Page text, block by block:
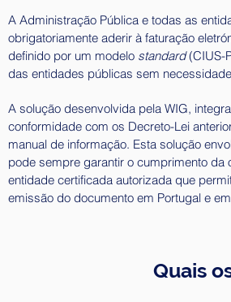
A Administração Pública e todas as
obrigatoriamente aderir à faturação
definido por um modelo standard(CIUS-
das entidades públicas sem
A solução desenvolvida pela WIG,
conformidade com os Decreto-Lei
manual de informação. Esta solução
pode sempre garantir o cumprimento
entidade certificada autorizada que
emissão do documento em Portugal e
Quais